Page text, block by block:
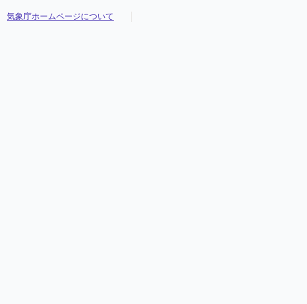
気象庁ホームページについて